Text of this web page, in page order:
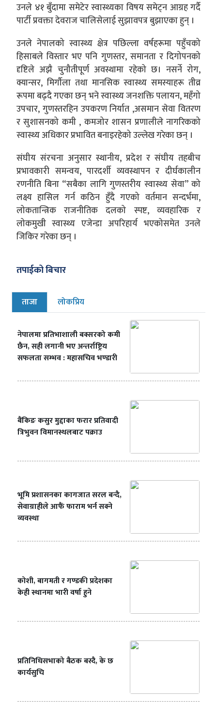
उनले ४१ बुँदामा समेटेर स्वास्थ्यका विषय समेट्न आग्रह गर्दै
पार्टी प्रवक्ता देवराज चालिसेलाई सुझावपत्र बुझाएका हुन् ।
उनले नेपालको स्वास्थ्य क्षेत्र पछिल्ला वर्षहरूमा पहुँचको
हिसाबले विस्तार भए पनि गुणस्तर, समानता र दिगोपनको
दृष्टिले अझै चुनौतीपूर्ण अवस्थामा रहेको छ। नसर्ने रोग,
क्यान्सर, मिर्गौला तथा मानसिक स्वास्थ्य समस्याहरू तीव्र
रूपमा बढ्दै गएका छन् भने स्वास्थ्य जनशक्ति पलायन, महँगो
उपचार, गुणस्तरहिन उपकरण निर्यात ,असमान सेवा वितरण
र सुशासनको कमी , कमजोर शासन प्रणालीले नागरिकको
स्वास्थ्य अधिकार प्रभावित बनाइरहेको उल्लेख गरेका छन् ।
संघीय संरचना अनुसार स्थानीय, प्रदेश र संघीय तहबीच
प्रभावकारी समन्वय, पारदर्शी व्यवस्थापन र दीर्घकालीन
रणनीति बिना “सबैका लागि गुणस्तरीय स्वास्थ्य सेवा” को
लक्ष्य हासिल गर्न कठिन हुँदै गएको वर्तमान सन्दर्भमा,
लोकतान्त्रिक राजनीतिक दलको स्पष्ट, व्यवहारिक र
लोकमुखी स्वास्थ्य एजेन्डा अपरिहार्य भएकोसमेत उनले
जिकिर गरेका छन् ।
तपाईको बिचार
ताजा लोकप्रिय
नेपालमा प्रतिभाशाली बक्सरको कमी
छैन, सही लगानी भए अन्तर्राष्ट्रिय
सफलता सम्भव : महासचिव भण्डारी
बैंकिङ कसुर मुद्दाका फरार प्रतिवादी
त्रिभुवन विमानस्थलबाट पक्राउ
भूमि प्रशासनका कागजात सरल बन्दै,
सेवाग्राहीले आफैं फाराम भर्न सक्ने
व्यवस्था
कोशी, बागमती र गण्डकी प्रदेशका
केही स्थानमा भारी वर्षा हुने
प्रतिनिधिसभाको बैठक बस्दै, के छ
कार्यसुचि